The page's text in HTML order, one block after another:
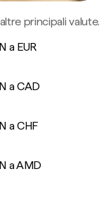
principali valute.
a EUR
a CAD
a CHF
a AMD